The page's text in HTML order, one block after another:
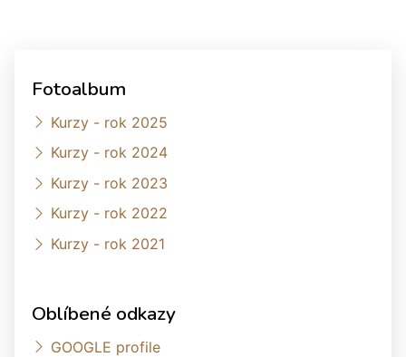
Fotoalbum
Kurzy - rok 2025
Kurzy - rok 2024
Kurzy - rok 2023
Kurzy - rok 2022
Kurzy - rok 2021
Oblíbené odkazy
GOOGLE profile